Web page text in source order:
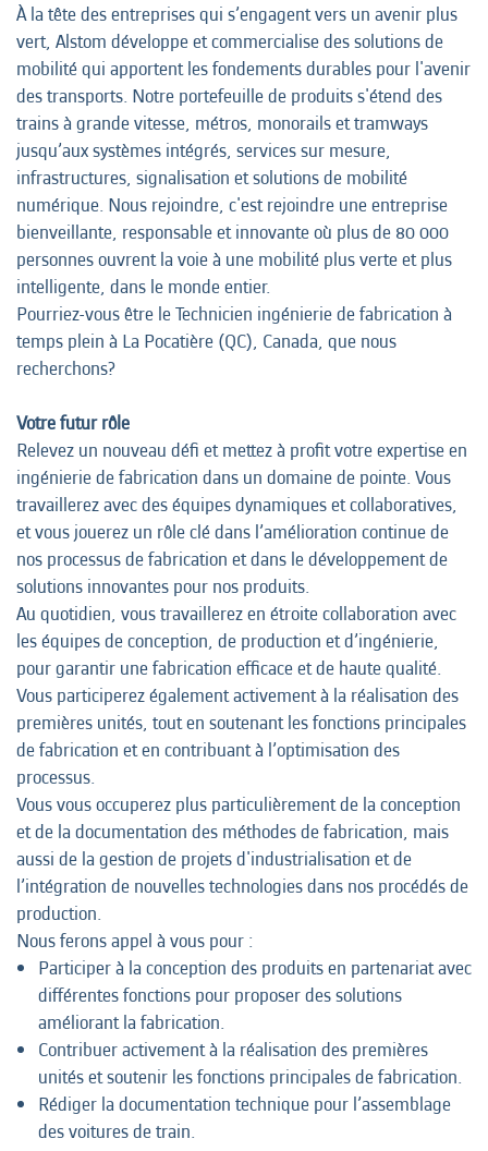
À la tête des entreprises qui s’engagent vers un avenir plus
vert, Alstom développe et commercialise des solutions de
mobilité qui apportent les fondements durables pour l'avenir
des transports. Notre portefeuille de produits s'étend des
trains à grande vitesse, métros, monorails et tramways
jusqu’aux systèmes intégrés, services sur mesure,
infrastructures, signalisation et solutions de mobilité
numérique. Nous rejoindre, c'est rejoindre une entreprise
bienveillante, responsable et innovante où plus de 80 000
personnes ouvrent la voie à une mobilité plus verte et plus
intelligente, dans le monde entier.
Pourriez-vous être le Technicien ingénierie de fabrication à
temps plein à La Pocatière (QC), Canada, que nous
recherchons?
Votre futur rôle
Relevez un nouveau défi et mettez à profit votre expertise en
ingénierie de fabrication dans un domaine de pointe. Vous
travaillerez avec des équipes dynamiques et collaboratives,
et vous jouerez un rôle clé dans l’amélioration continue de
nos processus de fabrication et dans le développement de
solutions innovantes pour nos produits.
Au quotidien, vous travaillerez en étroite collaboration avec
les équipes de conception, de production et d’ingénierie,
pour garantir une fabrication efficace et de haute qualité.
Vous participerez également activement à la réalisation des
premières unités, tout en soutenant les fonctions principales
de fabrication et en contribuant à l’optimisation des
processus.
Vous vous occuperez plus particulièrement de la conception
et de la documentation des méthodes de fabrication, mais
aussi de la gestion de projets d'industrialisation et de
l’intégration de nouvelles technologies dans nos procédés de
production.
Nous ferons appel à vous pour :
Participer à la conception des produits en partenariat avec
différentes fonctions pour proposer des solutions
améliorant la fabrication.
Contribuer activement à la réalisation des premières
unités et soutenir les fonctions principales de fabrication.
Rédiger la documentation technique pour l’assemblage
des voitures de train.